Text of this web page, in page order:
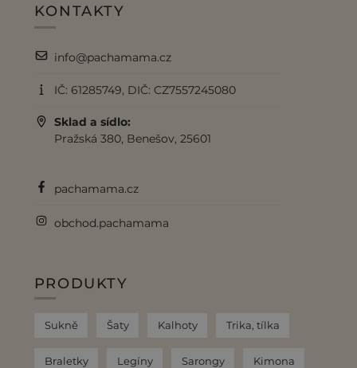
KONTAKTY
info@pachamama.cz
IČ: 61285749, DIČ: CZ7557245080
Sklad a sídlo:
Pražská 380, Benešov, 25601
pachamama.cz
obchod.pachamama
PRODUKTY
Sukně Šaty Kalhoty Trika, tílka
Braletky Legíny Sarongy Kimona